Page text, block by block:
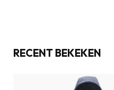
RECENT BEKEKEN